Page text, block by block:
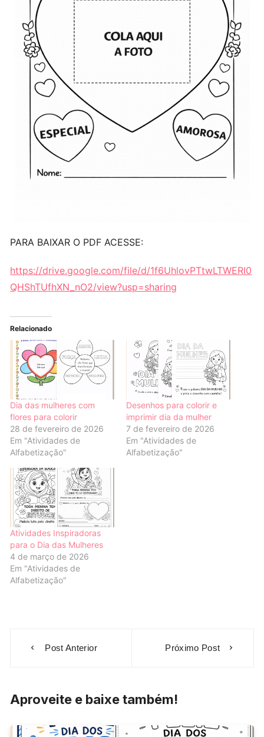
PARA BAIXAR O PDF ACESSE:
https://drive.google.com/file/d/1f6UhlovPTtwLTWERI0
QHShTUfhXN_nO2/view?usp=sharing
Relacionado
Dia das mulheres com
flores para colorir
28 de fevereiro de 2026
Em "Atividades de
Alfabetização"
Desenhos para colorir e
imprimir dia da mulher
7 de fevereiro de 2026
Em "Atividades de
Alfabetização"
Atividades Inspiradoras
para o Dia das Mulheres
4 de março de 2026
Em "Atividades de
Alfabetização"
Post Anterior Próximo Post
Aproveite e baixe também!